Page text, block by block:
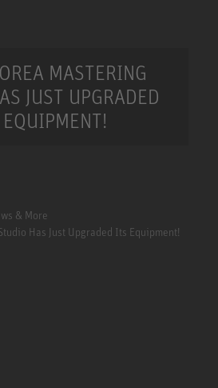
MASTERING
JUST UPGRADED
& More
Has Just Upgraded Its Equipment!